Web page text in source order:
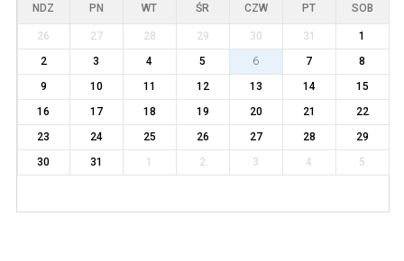
NDZ PN WT ŚR CZW PT SOB
26 27 28 29 30 31
1
2
3 4 5 6 7
8
9
10 11 12 13 14
15
16
17 18 19 20 21
22
23
24 25 26 27 28
29
30
31 1 2 3 4 5